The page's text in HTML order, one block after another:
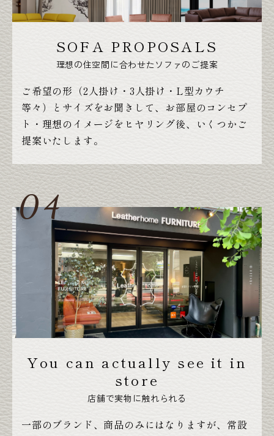
SOFA PROPOSALS
理想の住空間に合わせたソファのご提案
ご希望の形（2人掛け・3人掛け・L型カウチ
等々）とサイズをお聞きして、お部屋のコンセプ
ト・理想のイメージをヒヤリング後、いくつかご
提案いたします。
You can actually see it in
store
店舗で実物に触れられる
一部のブランド、商品のみにはなりますが、常設